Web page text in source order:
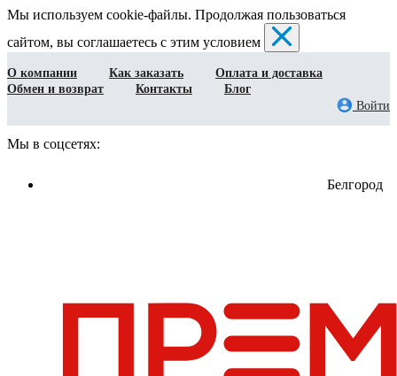
Мы используем cookie-файлы. Продолжая пользоваться
сайтом, вы соглашаетесь с этим условием
О компании Как заказать
Оплата и доставка
Обмен и возврат
Контакты
Блог
Войти
Мы в соцсетях:
Белгород